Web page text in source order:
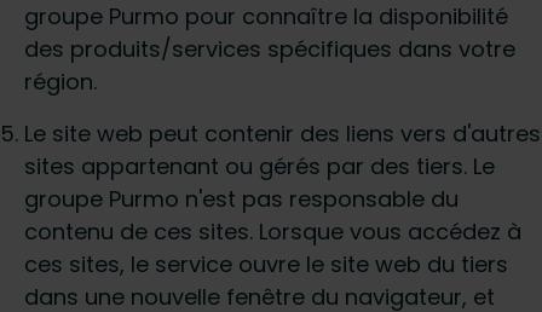
groupe Purmo pour connaître la disponibilité
des produits/services spécifiques dans votre
région.
Le site web peut contenir des liens vers d'autres
sites appartenant ou gérés par des tiers. Le
groupe Purmo n'est pas responsable du
contenu de ces sites. Lorsque vous accédez à
ces sites, le service ouvre le site web du tiers
dans une nouvelle fenêtre du navigateur, et